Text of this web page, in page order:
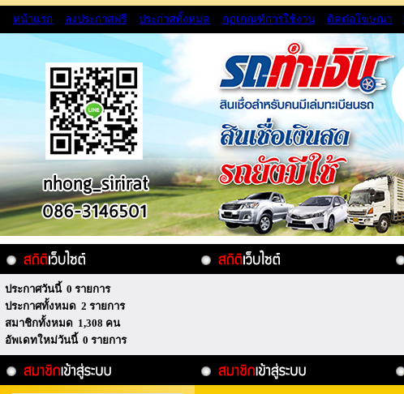
หน้าแรก ลงประกาศฟรี ประกาศทั้งหมด กฏเกณฑ์การใช้งาน ติดต่อโฆษณา
ประกาศวันนี้ 0 รายการ
ประกาศทั้งหมด 2 รายการ
สมาชิกทั้งหมด 1,308 คน
อัพเดทใหม่วันนี้ 0 รายการ